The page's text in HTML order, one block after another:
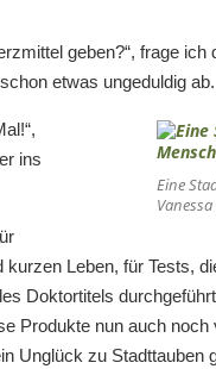
geben?“, frage ich
etwas ungeduldig ab.
Eine
ins
Leben, für Tests,
Doktortitels
Produkte nun auch
Unglück zu Stadttauben